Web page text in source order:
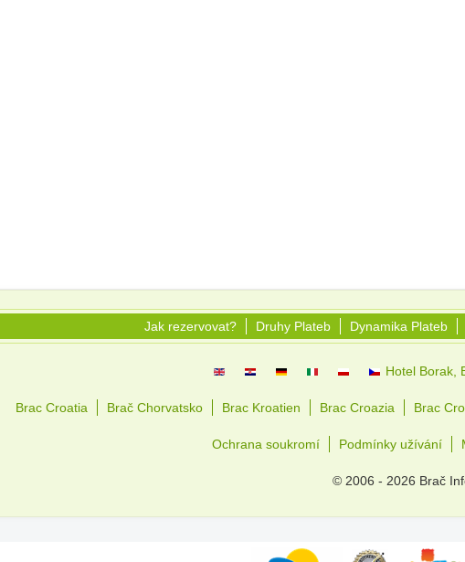
Jak rezervovat? Druhy Plateb Dynamika Plateb
Hotel Borak,
Brac Croatia Brač Chorvatsko Brac Kroatien Brac Croazia Brac
Ochrana soukromí Podmínky užívání
© 2006 - 2026 Brač